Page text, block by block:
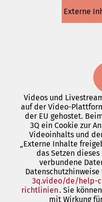
Externe
Videos und
auf der Video-
der EU gehostet.
3Q ein Cookie zur
Videoinhalts und
„Externe Inhalte
das Setzen
verbundene
3q.video/de/help-
richtlinien (Öffnet
in
. Sie
mit Wirkung